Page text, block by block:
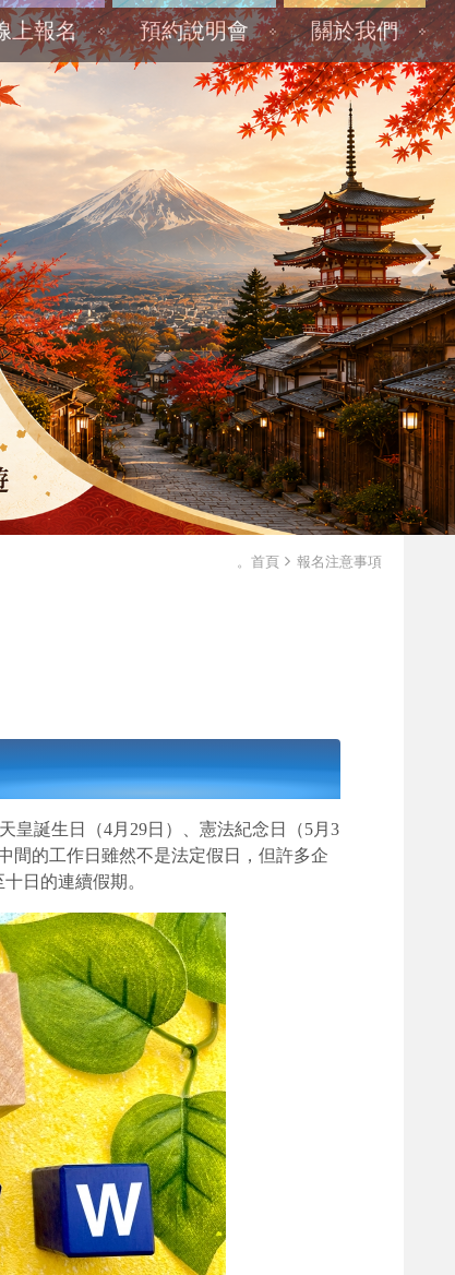
上報名 預約說明會 關於我們
。首頁 報名注意事項
皇誕生日（4月29日）、憲法紀念日（5月3
間的工作日雖然不是法定假日，但許多企
日的連續假期。